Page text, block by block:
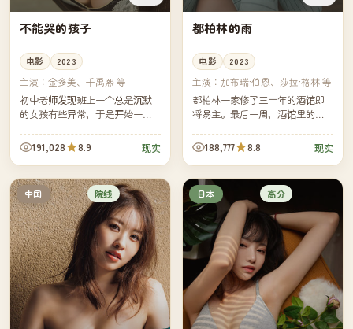
不能哭的孩子
电影 2023
主演： 金多美、千禹熙 等
初中老师发现班上一个总是沉默
的女孩有些异常，于是开始一个
把整个青春期的暗角揭得清清楚
楚。
191,028 8.9 现实
都柏林的雨
电影 2023
主演： 加布瑞·伯恩、莎拉·格林 等
都柏林一家修了三十年的酒馆即
将易主。最后一周，酒馆里的常
信，老板说他要把每一封都念出
来。
188,777 8.8 现实
中国 院线 日本 高分